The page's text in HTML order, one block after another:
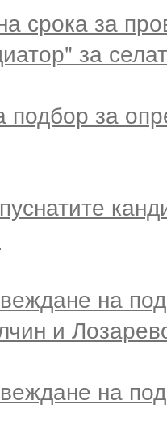
срока за
за
подбор за
на
и
на